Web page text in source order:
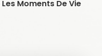
Les Moments De Vie